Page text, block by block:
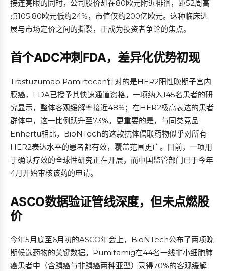
接连亮眼的同时，公司股价却在80欧元附近徘徊，距52周高
点105.80欧元低约24%，市值仅约200亿欧元。这种临床进
展与市场定价之间的撕裂，正成为投资者争论的焦点。
首个ADC冲刺FDA，差异化优势初现
Trastuzumab Pamirtecan针对的是HER2阳性晚期子宫内
膜癌，FDA已授予其快速通道资格。一项纳入145名患者的研
究显示，整体客观缓解率接近48%；在HER2极高表达的患者
群体中，这一比例跃升至73%。更重要的是，与同类竞品
Enhertu相比，BioNTech的这款抗体偶联药物似乎对所有
HER2表达水平的患者都有效，覆盖范围更广。目前，一项用
于确认疗效的全球性研究正在开展，而中国监管部门已于今年
4月开始审核该药的申请。
ASCO数据验证管线深度，但未点燃股
价
今年5月底至6月初的ASCO年会上，BioNTech公布了两项晚
期候选药物的关键数据。Pumitamig在44名一线非小细胞肺
癌患者中（含鳞癌与非鳞癌两种亚型）录得70%的客观缓解